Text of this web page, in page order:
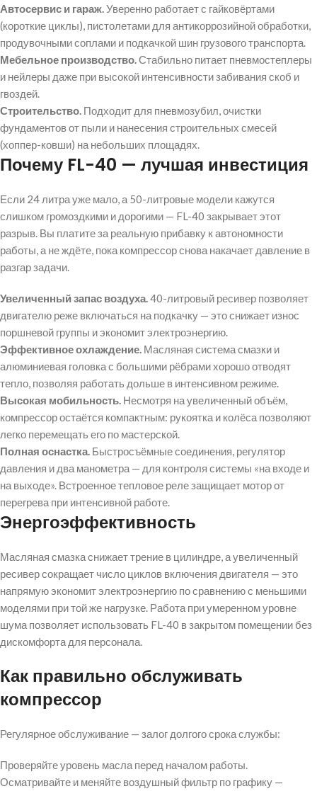
Автосервис и гараж.Уверенно работает с гайковёртами
(короткие циклы), пистолетами для антикоррозийной обработки,
продувочными соплами и подкачкой шин грузового транспорта.
Мебельное производство.Стабильно питает пневмостеплеры
и нейлеры даже при высокой интенсивности забивания скоб и
гвоздей.
Строительство. Подходит для пневмозубил, очистки
фундаментов от пыли и нанесения строительных смесей
(хоппер-ковши) на небольших площадях.
Почему FL-40 — лучшая инвестиция
Если 24 литра уже мало, а 50-литровые модели кажутся
слишком громоздкими и дорогими — FL-40 закрывает этот
разрыв. Вы платите за реальную прибавку к автономности
работы, а не ждёте, пока компрессор снова накачает давление в
разгар задачи.
Увеличенный запас воздуха.40-литровый ресивер позволяет
двигателю реже включаться на подкачку — это снижает износ
поршневой группы и экономит электроэнергию.
Эффективное охлаждение. Масляная система смазки и
алюминиевая головка с большими рёбрами хорошо отводят
тепло, позволяя работать дольше в интенсивном режиме.
Высокая мобильность. Несмотря на увеличенный объём,
компрессор остаётся компактным: рукоятка и колёса позволяют
легко перемещать его по мастерской.
Полная оснастка. Быстросъёмные соединения, регулятор
давления и два манометра — для контроля системы «на входе и
на выходе». Встроенное тепловое реле защищает мотор от
перегрева при интенсивной работе.
Энергоэффективность
Масляная смазка снижает трение в цилиндре, а увеличенный
ресивер сокращает число циклов включения двигателя — это
напрямую экономит электроэнергию по сравнению с меньшими
моделями при той же нагрузке. Работа при умеренном уровне
шума позволяет использовать FL-40 в закрытом помещении без
дискомфорта для персонала.
Как правильно обслуживать
компрессор
Регулярное обслуживание — залог долгого срока службы:
Проверяйте уровень масла перед началом работы.
Осматривайте и меняйте воздушный фильтр по графику —